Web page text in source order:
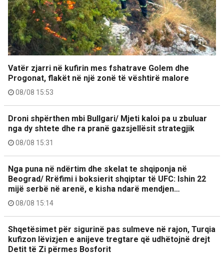
Vatër zjarri në kufirin mes fshatrave Golem dhe
Progonat, flakët në një zonë të vështirë malore
08/08 15:53
Droni shpërthen mbi Bullgari/ Mjeti kaloi pa u zbuluar
nga dy shtete dhe ra pranë gazsjellësit strategjik
08/08 15:31
Nga puna në ndërtim dhe skelat te shqiponja në
Beograd/ Rrëfimi i boksierit shqiptar të UFC: Ishin 22
mijë serbë në arenë, e kisha ndarë mendjen…
08/08 15:14
Shqetësimet për sigurinë pas sulmeve në rajon, Turqia
kufizon lëvizjen e anijeve tregtare që udhëtojnë drejt
Detit të Zi përmes Bosforit